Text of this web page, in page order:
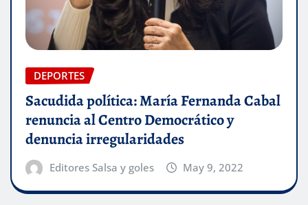
DEPORTES
Sacudida política: María Fernanda Cabal
renuncia al Centro Democrático y
denuncia irregularidades
Editores Salsa y goles May 9, 2022